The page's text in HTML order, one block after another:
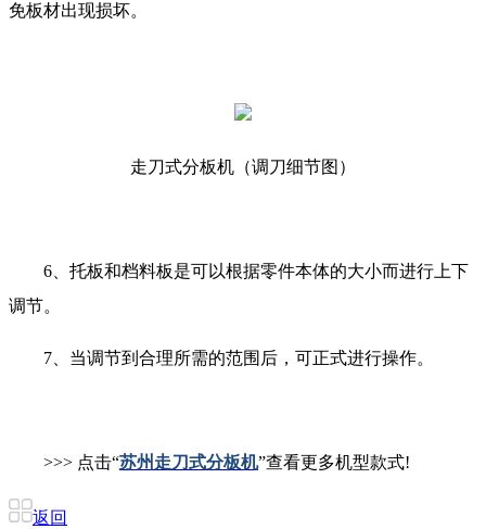
免板材出现损坏。
走刀式分板机（调刀细节图）
6、托板和档料板是可以根据零件本体的大小而进行上下
调节。
7、当调节到合理所需的范围后，可正式进行操作。
>>> 点击“苏州走刀式分板机”查看更多机型款式!
返回